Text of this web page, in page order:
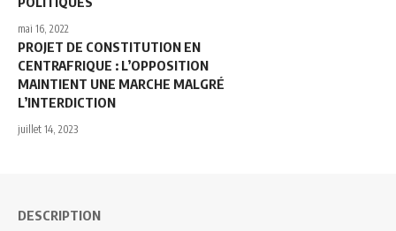
mai 16, 2022
PROJET DE CONSTITUTION EN
CENTRAFRIQUE : L’OPPOSITION
MAINTIENT UNE MARCHE MALGRÉ
L’INTERDICTION
juillet 14, 2023
DESCRIPTION